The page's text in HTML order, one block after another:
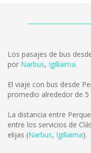
Los pasajes de bus
por Narbus, Igillaima.
El viaje con bus desde
promedio alrededor de 5
La distancia entre
entre los servicios de
elijas (Narbus, Igillaima).